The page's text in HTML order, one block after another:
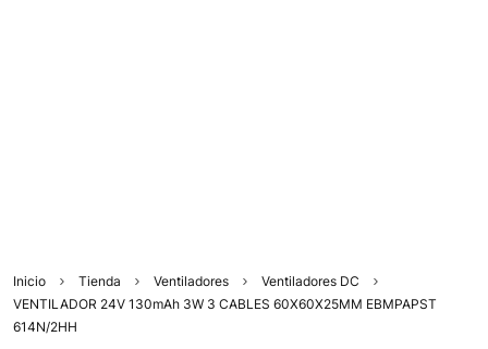
Inicio Tienda Ventiladores
Ventiladores DC
VENTILADOR 24V 130mAh 3W 3 CABLES 60X60X25MM EBMPAPST
614N/2HH